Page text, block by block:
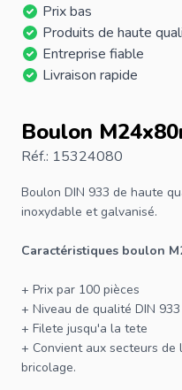
Prix bas
Produits de haute
Entreprise fiable
Livraison rapide
Boulon
Réf.: 15324080
Boulon DIN 933 de haute
inoxydable et galvanisé.
Caractéristiques boulon
+ Prix par 100 pièces
+ Niveau de qualité DIN 933
+ Filete jusqu'a la tete
+ Convient aux secteurs
bricolage.